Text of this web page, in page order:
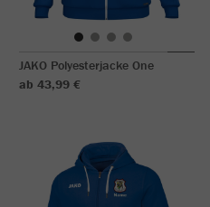
JAKO Polyesterjacke One
ab 43,99 €